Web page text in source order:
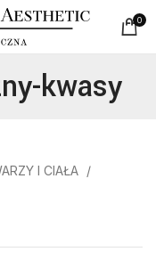
0
kwasy
I CIAŁA